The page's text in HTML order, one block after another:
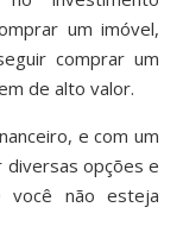
um imóvel,
comprar um
de alto valor.
e com um
diversas opções e
você não esteja